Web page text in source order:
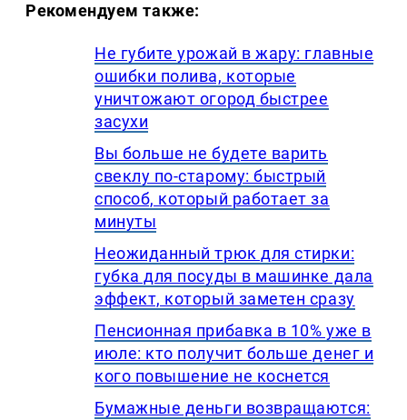
Рекомендуем также:
Не губите урожай в жару: главные
ошибки полива, которые
уничтожают огород быстрее
засухи
Вы больше не будете варить
свеклу по-старому: быстрый
способ, который работает за
минуты
Неожиданный трюк для стирки:
губка для посуды в машинке дала
эффект, который заметен сразу
Пенсионная прибавка в 10% уже в
июле: кто получит больше денег и
кого повышение не коснется
Бумажные деньги возвращаются: